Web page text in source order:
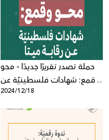
حملة تصدر تقريرًا جديدًا - محو
وقمع: شهادات فلسطينيّة عن
رقابة ميتا
2024/12/18